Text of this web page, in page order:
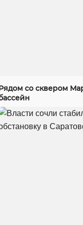
со сквером